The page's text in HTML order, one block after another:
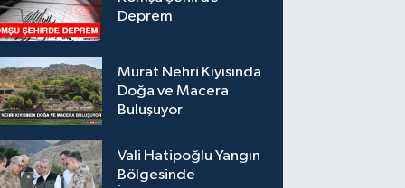
Deprem
Murat Nehri Kıyısında
Doğa ve Macera
Buluşuyor
Vali Hatipoğlu Yangın
Bölgesinde